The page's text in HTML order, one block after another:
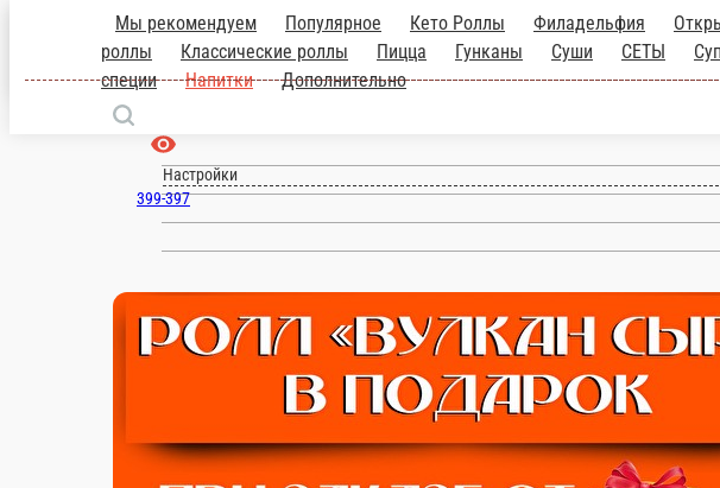
Настройки
399-397
Мы рекомендуем Популярное Кето Роллы Филадельфия
роллы
Классические роллы Пицца Гунканы Суши СЕТЫ
специи
Напитки Дополнительно